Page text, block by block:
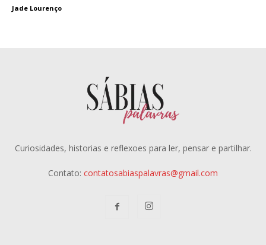
Jade Lourenço
Curiosidades, historias e reflexoes para ler, pensar e partilhar.
Contato: contatosabiaspalavras@gmail.com